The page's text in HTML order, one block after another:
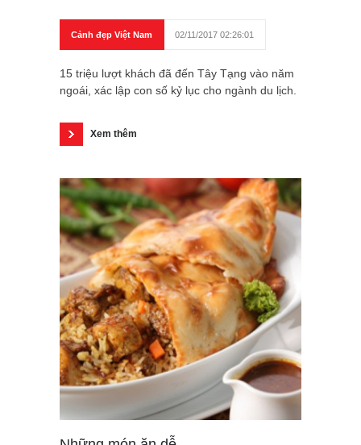
Cảnh đẹp Việt Nam 02/11/2017 02:26:01
15 triệu lượt khách đã đến Tây Tạng vào năm
ngoái, xác lập con số kỷ lục cho ngành du lịch.
Xem thêm